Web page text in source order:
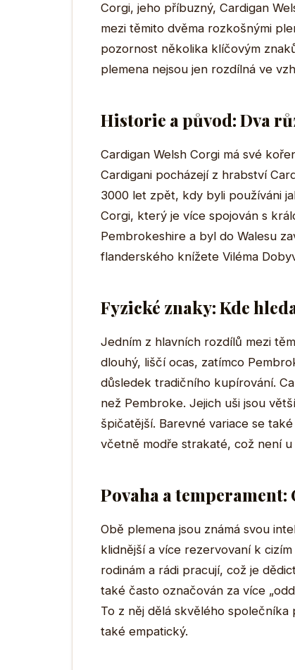
Corgi, jeho příbuzný, Cardigan
mezi těmito dvěma rozkošnými
pozornost několika klíčovým
plemena nejsou jen rozdílná ve
Historie a původ: Dva
Cardigan Welsh Corgi má své
Cardigani pocházejí z hrabství
3000 let zpět, kdy byli používáni
Corgi, který je více spojován s
Pembrokeshire a byl do Walesu
flanderského knížete Viléma
Fyzické znaky: Kde
Jedním z hlavních rozdílů mezi
dlouhý, liščí ocas, zatímco
důsledek tradičního kupírování.
než Pembroke. Jejich uši jsou
špičatější. Barevné variace se
včetně modře strakaté, což není
Povaha a
Obě plemena jsou známá svou
klidnější a více rezervovaní k
rodinám a rádi pracují, což je
také často označován za více
To z něj dělá skvělého
také empatický.